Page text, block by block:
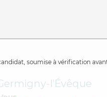
soumise à vérification
l'Évêque